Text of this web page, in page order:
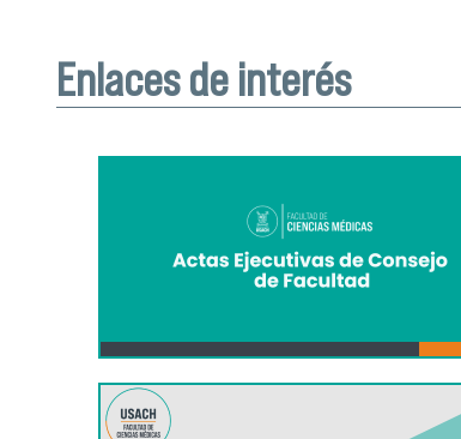
Enlaces de interés